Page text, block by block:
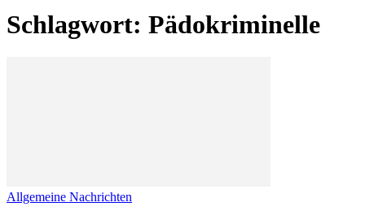
Schlagwort: Pädokriminelle
Allgemeine Nachrichten